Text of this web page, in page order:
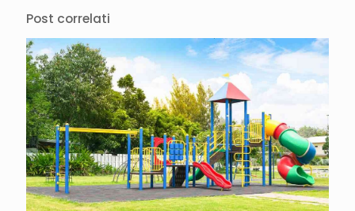
Post correlati